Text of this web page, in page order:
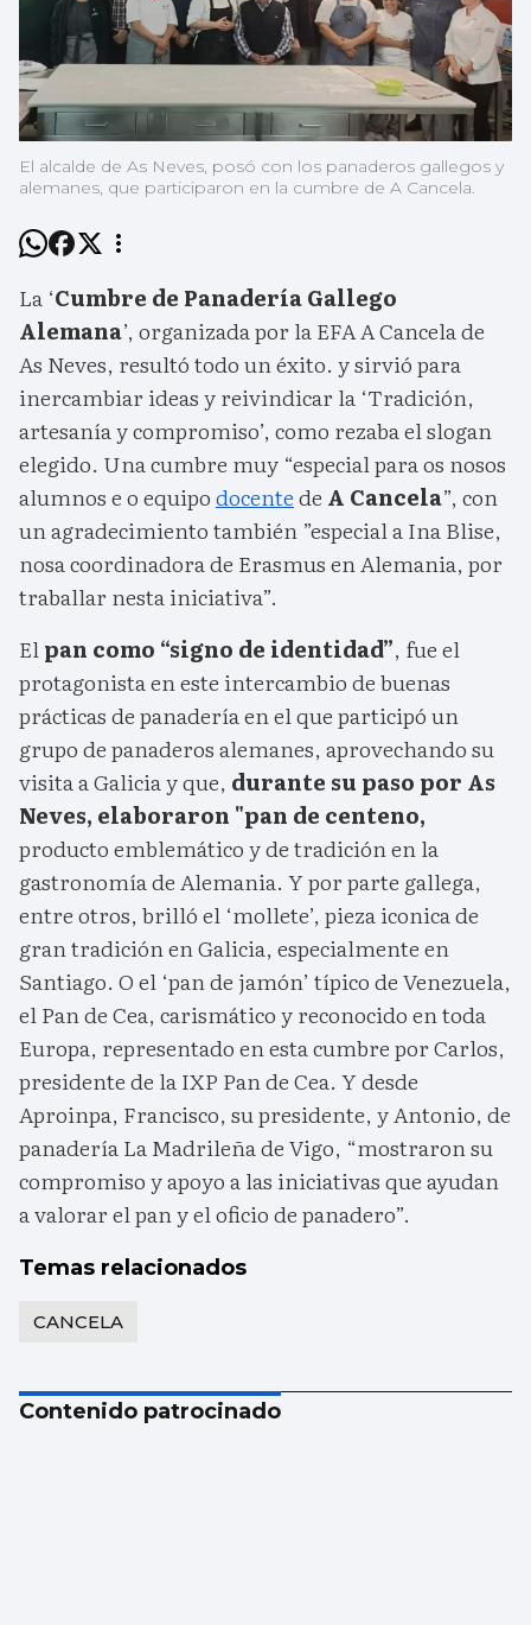
El alcalde de As Neves, posó con los panaderos gallegos y
alemanes, que participaron en la cumbre de A Cancela.
La ‘Cumbre de Panadería Gallego
Alemana’, organizada por la EFA A Cancela de
As Neves, resultó todo un éxito. y sirvió para
inercambiar ideas y reivindicar la ‘Tradición,
artesanía y compromiso’, como rezaba el slogan
elegido. Una cumbre muy “especial para os nosos
alumnos e o equipodocentede A Cancela”, con
un agradecimiento también ”especial a Ina Blise,
nosa coordinadora de Erasmus en Alemania, por
traballar nesta iniciativa”.
Elpan como “signo de identidad”, fue el
protagonista en este intercambio de buenas
prácticas de panadería en el que participó un
grupo de panaderos alemanes, aprovechando su
visita a Galicia y que, durante su paso por As
Neves, elaboraron "pan de centeno,
producto emblemático y de tradición en la
gastronomía de Alemania. Y por parte gallega,
entre otros, brilló el ‘mollete’, pieza iconica de
gran tradición en Galicia, especialmente en
Santiago. O el ‘pan de jamón’ típico de Venezuela,
el Pan de Cea, carismático y reconocido en toda
Europa, representado en esta cumbre por Carlos,
presidente de la IXP Pan de Cea. Y desde
Aproinpa, Francisco, su presidente, y Antonio, de
panadería La Madrileña de Vigo, “mostraron su
compromiso y apoyo a las iniciativas que ayudan
a valorar el pan y el oficio de panadero”.
Temas relacionados
CANCELA
Contenido patrocinado